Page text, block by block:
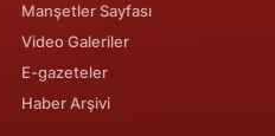
Ardahan
Iğdır
Manşetler Sayfası
Video Galeriler
E-gazeteler
Haber Arşivi